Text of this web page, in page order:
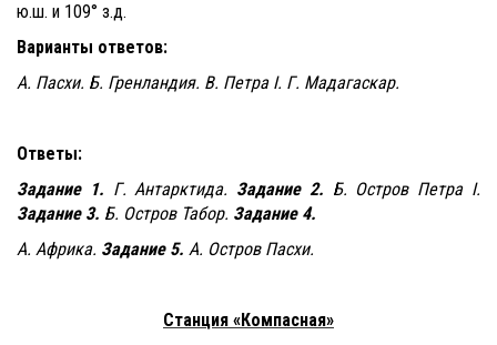
ю.ш. и 109° з.д.
Варианты ответов:
А. Пасхи. Б. Гренландия. В. Петра I. Г. Мадагаскар.
Ответы:
Задание 1. Г. Антарктида. Задание 2. Б. Остров Петра I.
Задание 3. Б. Остров Табор. Задание 4.
А. Африка. Задание 5. А. Остров Пасхи.
Станция «Компасная»